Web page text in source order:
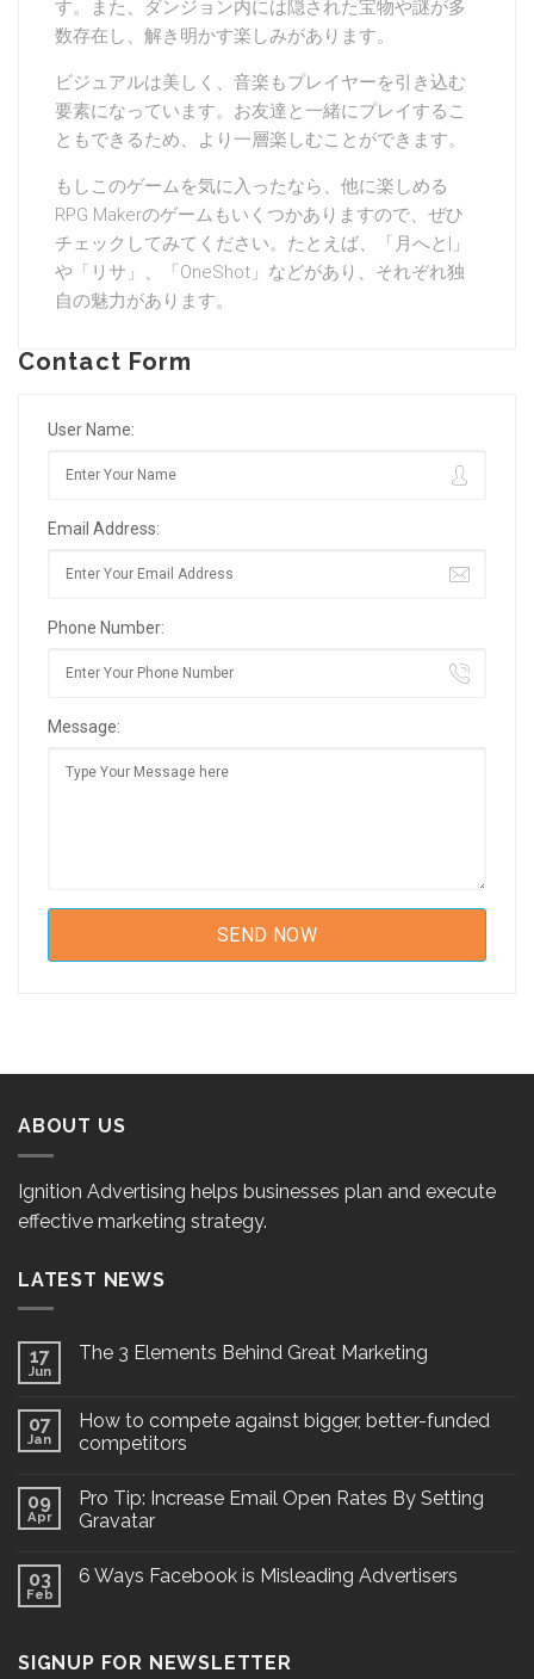
す。また、ダンジョン内には隠された宝物や謎が多
数存在し、解き明かす楽しみがあります。
ビジュアルは美しく、音楽もプレイヤーを引き込む
要素になっています。お友達と一緒にプレイするこ
ともできるため、より一層楽しむことができます。
もしこのゲームを気に入ったなら、他に楽しめる
RPG Makerのゲームもいくつかありますので、ぜひ
チェックしてみてください。たとえば、「月へと|」
や「リサ」、「OneShot」などがあり、それぞれ独
自の魅力があります。
Contact Form
User Name:
Email Address:
Phone Number:
Message:
ABOUT US
Ignition Advertising helps businesses plan and execute
effective marketing strategy.
LATEST NEWS
17
Jun
The 3 Elements Behind Great Marketing
07
Jan
How to compete against bigger, better-funded
competitors
09
Apr
Pro Tip: Increase Email Open Rates By Setting
Gravatar
03
Feb
6 Ways Facebook is Misleading Advertisers
SIGNUP FOR NEWSLETTER